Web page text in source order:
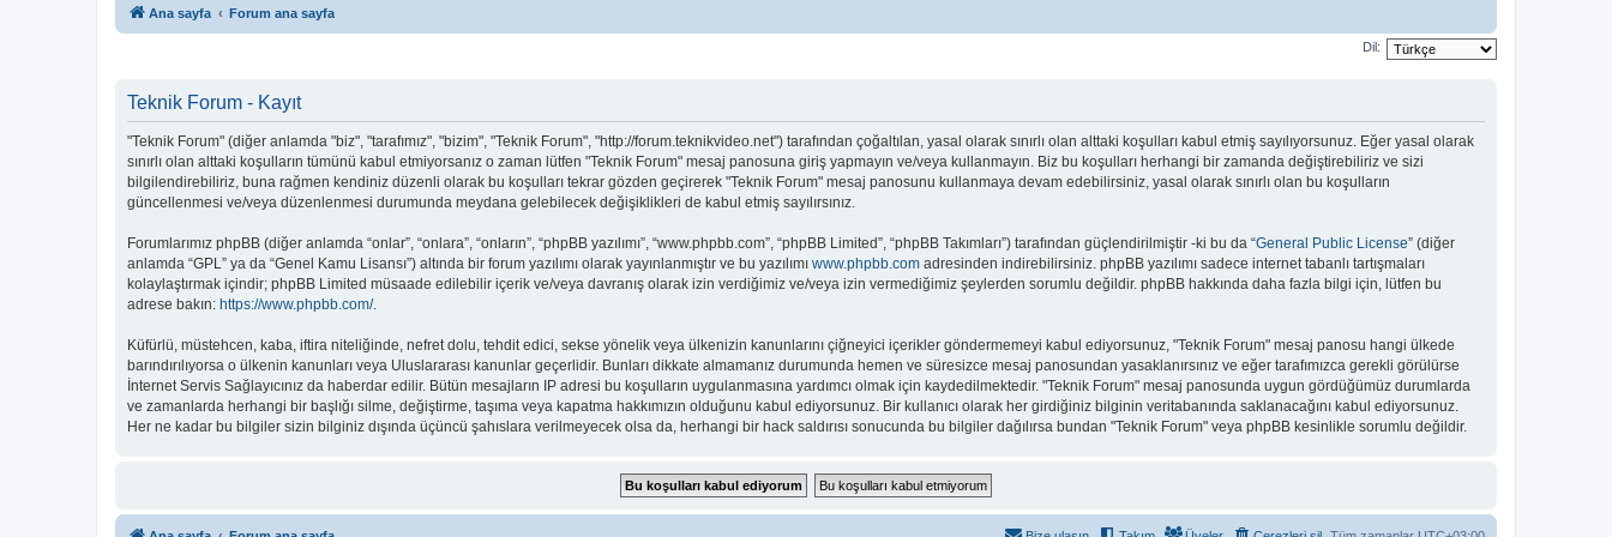
Ana sayfa Forum ana sayfa
Dil:
Teknik Forum - Kayıt
"Teknik Forum" (diğer anlamda "biz", "tarafımız", "bizim", "Teknik Forum", "http://forum.teknikvideo.net") tarafından çoğaltılan, yasal olarak sınırlı olan alttaki koşulları kabul etmiş sayılıyorsunuz. Eğer yasal olarak
sınırlı olan alttaki koşulların tümünü kabul etmiyorsanız o zaman lütfen "Teknik Forum" mesaj panosuna giriş yapmayın ve/veya kullanmayın. Biz bu koşulları herhangi bir zamanda değiştirebiliriz ve sizi
bilgilendirebiliriz, buna rağmen kendiniz düzenli olarak bu koşulları tekrar gözden geçirerek "Teknik Forum" mesaj panosunu kullanmaya devam edebilirsiniz, yasal olarak sınırlı olan bu koşulların
güncellenmesi ve/veya düzenlenmesi durumunda meydana gelebilecek değişiklikleri de kabul etmiş sayılırsınız.
Forumlarımız phpBB (diğer anlamda “onlar”, “onlara”, “onların”, “phpBB yazılımı”, “www.phpbb.com”, “phpBB Limited”, “phpBB Takımları”) tarafından güçlendirilmiştir -ki bu da “General Public License” (diğer
anlamda “GPL” ya da “Genel Kamu Lisansı”) altında bir forum yazılımı olarak yayınlanmıştır ve bu yazılımı www.phpbb.com adresinden indirebilirsiniz. phpBB yazılımı sadece internet tabanlı tartışmaları
kolaylaştırmak içindir; phpBB Limited müsaade edilebilir içerik ve/veya davranış olarak izin verdiğimiz ve/veya izin vermediğimiz şeylerden sorumlu değildir. phpBB hakkında daha fazla bilgi için, lütfen bu
adrese bakın: https://www.phpbb.com/.
Küfürlü, müstehcen, kaba, iftira niteliğinde, nefret dolu, tehdit edici, sekse yönelik veya ülkenizin kanunlarını çiğneyici içerikler göndermemeyi kabul ediyorsunuz, "Teknik Forum" mesaj panosu hangi ülkede
barındırılıyorsa o ülkenin kanunları veya Uluslararası kanunlar geçerlidir. Bunları dikkate almamanız durumunda hemen ve süresizce mesaj panosundan yasaklanırsınız ve eğer tarafımızca gerekli görülürse
İnternet Servis Sağlayıcınız da haberdar edilir. Bütün mesajların IP adresi bu koşulların uygulanmasına yardımcı olmak için kaydedilmektedir. "Teknik Forum" mesaj panosunda uygun gördüğümüz durumlarda
ve zamanlarda herhangi bir başlığı silme, değiştirme, taşıma veya kapatma hakkımızın olduğunu kabul ediyorsunuz. Bir kullanıcı olarak her girdiğiniz bilginin veritabanında saklanacağını kabul ediyorsunuz.
Her ne kadar bu bilgiler sizin bilginiz dışında üçüncü şahıslara verilmeyecek olsa da, herhangi bir hack saldırısı sonucunda bu bilgiler dağılırsa bundan "Teknik Forum" veya phpBB kesinlikle sorumlu değildir.